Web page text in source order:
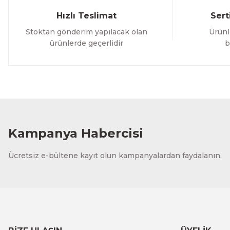
Hızlı Teslimat
Stoktan gönderim yapılacak olan
ürünlerde geçerlidir
Kampanya Habercisi
Ücretsiz e-bültene kayıt olun kampanyalardan faydalanın.